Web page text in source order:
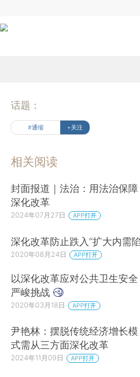
话题：
#通缩 +关注
相关阅读
封面报道｜法治：用法治保障
深化改革
2024年07月27日 APP打开
深化改革防止跌入“扩大内需
2020年08月24日 APP打开
以深化改革应对公共卫生安全
严峻挑战
2020年03月18日 APP打开
尹艳林：摆脱传统经济增长模
式需从三方面深化改革
2024年11月09日 APP打开